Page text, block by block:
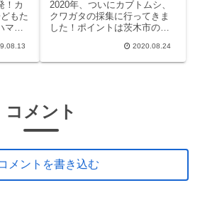
！カ
もた
マっ
イン
2020年、ついにカブトムシ、
クワガタの採集に行ってきま
した！ポイントは茨木市のと
クワガタ、カブトムシを捕獲
できるのですが今年はどうだ
2020.08.24
コメント
メントを書き込む